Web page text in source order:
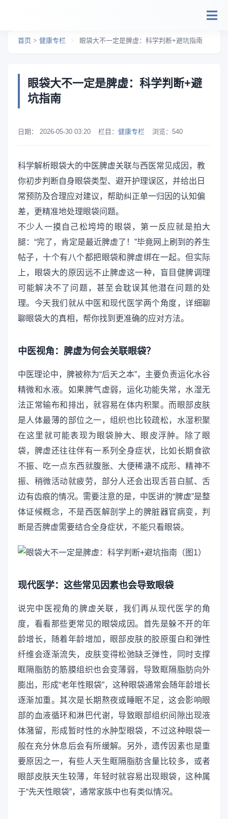
首页 > 健康专栏 > 眼袋大不一定是脾虚：科学判断+避坑指南
眼袋大不一定是脾虚：科学判断+避
坑指南
日期： 2026-05-30 03:20 栏目： 健康专栏 浏览： 540
科学解析眼袋大的中医脾虚关联与西医常见成因，教
你初步判断自身眼袋类型、避开护理误区，并给出日
常预防及合理应对建议，帮助纠正单一归因的认知偏
差，更精准地处理眼袋问题。
不少人一摸自己松垮垮的眼袋，第一反应就是拍大
腿：“完了，肯定是最近脾虚了！”毕竟网上刷到的养生
帖子，十个有八个都把眼袋和脾虚绑在一起。但实际
上，眼袋大的原因远不止脾虚这一种，盲目健脾调理
可能解决不了问题，甚至会耽误其他潜在问题的处
理。今天我们就从中医和现代医学两个角度，详细聊
聊眼袋大的真相，帮你找到更准确的应对方法。
中医视角：脾虚为何会关联眼袋？
中医理论中，脾被称为“后天之本”，主要负责运化水谷
精微和水液。如果脾气虚弱，运化功能失常，水湿无
法正常输布和排出，就容易在体内积聚。而眼部皮肤
是人体最薄的部位之一，组织也比较疏松，水湿积聚
在这里就可能表现为眼袋肿大、眼皮浮肿。除了眼
袋，脾虚还往往伴有一系列全身症状，比如长期食欲
不振、吃一点东西就腹胀、大便稀溏不成形、精神不
振、稍微活动就疲劳，部分人还会出现舌苔白腻、舌
边有齿痕的情况。需要注意的是，中医讲的“脾虚”是整
体证候概念，不是西医解剖学上的脾脏器官病变，判
断是否脾虚需要结合全身症状，不能只看眼袋。
现代医学：这些常见因素也会导致眼袋
说完中医视角的脾虚关联，我们再从现代医学的角
度，看看那些更常见的眼袋成因。首先是躲不开的年
龄增长，随着年龄增加，眼部皮肤的胶原蛋白和弹性
纤维会逐渐流失，皮肤变得松弛缺乏弹性，同时支撑
眶隔脂肪的筋膜组织也会变薄弱，导致眶隔脂肪向外
膨出，形成“老年性眼袋”，这种眼袋通常会随年龄增长
逐渐加重。其次是长期熬夜或睡眠不足，这会影响眼
部的血液循环和淋巴代谢，导致眼部组织间隙出现液
体潴留，形成暂时性的水肿型眼袋，不过这种眼袋一
般在充分休息后会有所缓解。另外，遗传因素也是重
要原因之一，有些人天生眶隔脂肪含量比较多，或者
眼部皮肤天生较薄，年轻时就容易出现眼袋，这种属
于“先天性眼袋”，通常家族中也有类似情况。